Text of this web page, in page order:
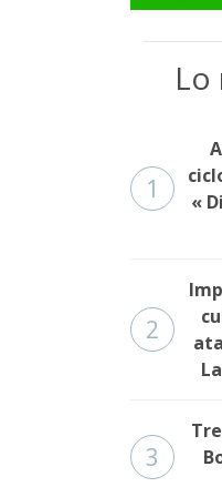
Lo
1
«
2
3